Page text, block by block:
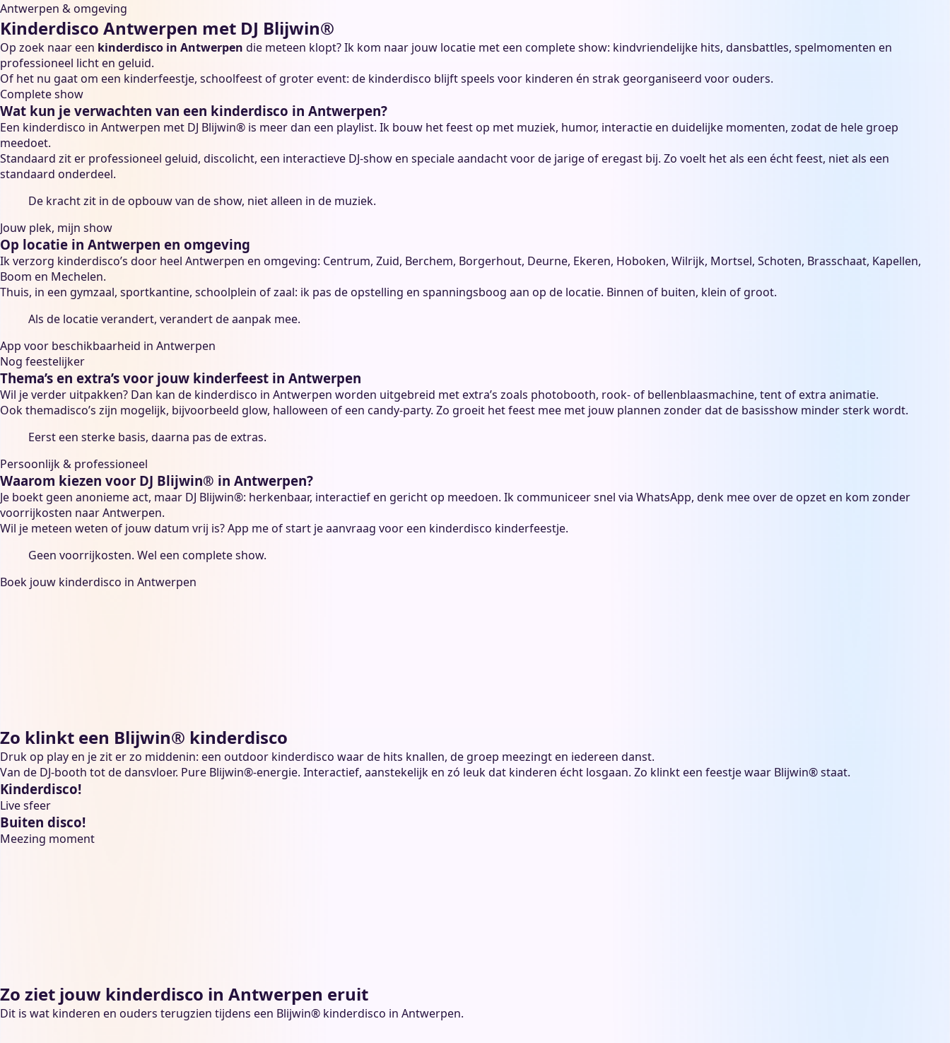
Antwerpen & omgeving
Kinderdisco Antwerpen met DJ Blijwin®
Op zoek naar een kinderdisco in Antwerpen die meteen klopt? Ik kom naar jouw locatie met een complete show: kindvriendelijke hits, dansbattles, spelmomenten en
professioneel licht en geluid.
Of het nu gaat om een kinderfeestje, schoolfeestof groter event: de kinderdisco blijft speels voor kinderen én strak georganiseerd voor ouders.
Complete show
Wat kun je verwachten van een kinderdisco in Antwerpen?
Een kinderdisco in Antwerpen met DJ Blijwin® is meer dan een playlist. Ik bouw het feest op met muziek, humor, interactie en duidelijke momenten, zodat de hele groep
meedoet.
Standaard zit er professioneel geluid, discolicht, een interactieve DJ-show en speciale aandacht voor de jarige of eregast bij. Zo voelt het als een écht feest, niet als een
standaard onderdeel.
De kracht zit in de opbouw van de show, niet alleen in de muziek.
Jouw plek, mijn show
Op locatie in Antwerpen en omgeving
Ik verzorg kinderdisco’s door heel Antwerpen en omgeving: Centrum, Zuid, Berchem, Borgerhout, Deurne, Ekeren, Hoboken, Wilrijk, Mortsel, Schoten, Brasschaat, Kapellen,
Boom en Mechelen.
Thuis, in een gymzaal, sportkantine, schoolplein of zaal: ik pas de opstelling en spanningsboog aan op de locatie. Binnen of buiten, klein of groot.
Als de locatie verandert, verandert de aanpak mee.
App voor beschikbaarheid in Antwerpen
Nog feestelijker
Thema’s en extra’s voor jouw kinderfeest in Antwerpen
Wil je verder uitpakken? Dan kan de kinderdisco in Antwerpen worden uitgebreid met extra’s zoals photobooth, rook- of bellenblaasmachine, tent of extra animatie.
Ook themadisco’s zijn mogelijk, bijvoorbeeld glow, halloween of een candy-party. Zo groeit het feest mee met jouw plannen zonder dat de basisshow minder sterk wordt.
Eerst een sterke basis, daarna pas de extras.
Persoonlijk & professioneel
Waarom kiezen voor DJ Blijwin® in Antwerpen?
Je boekt geen anonieme act, maar DJ Blijwin®: herkenbaar, interactief en gericht op meedoen. Ik communiceer snel via WhatsApp, denk mee over de opzet en kom zonder
voorrijkosten naar Antwerpen.
Wil je meteen weten of jouw datum vrij is? App me of start jeaanvraag voor een kinderdisco kinderfeestje.
Geen voorrijkosten. Wel een complete show.
Boek jouw kinderdisco in Antwerpen
Zo klinkt een Blijwin® kinderdisco
Druk op play en je zit er zo middenin: een outdoor kinderdisco waar de hits knallen, de groep meezingt en iedereen danst.
Van de DJ-booth tot de dansvloer. Pure Blijwin®-energie. Interactief, aanstekelijk en zó leuk dat kinderen écht losgaan. Zo klinkt een feestje waar Blijwin® staat.
Kinderdisco!
Live sfeer
Buiten disco!
Meezing moment
Zo ziet jouw kinderdisco in Antwerpen eruit
Dit is wat kinderen en ouders terugzien tijdens een Blijwin® kinderdisco in Antwerpen.